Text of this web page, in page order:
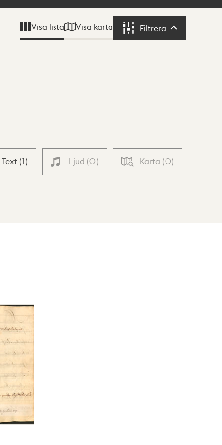
Visa lista Visa karta Filtrera Filtrera
Text (1) Ljud (0) Karta (0)